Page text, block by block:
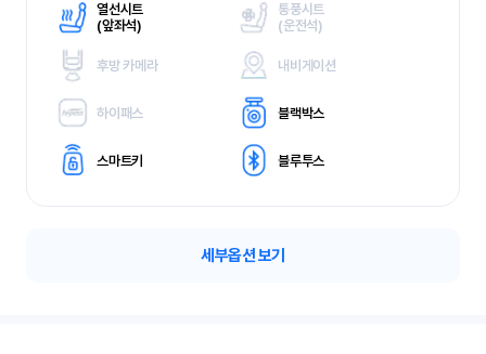
열선시트
(앞좌석)
통풍시트
(운전석)
후방 카메라 내비게이션
하이패스 블랙박스
스마트키 블루투스
세부옵션 보기